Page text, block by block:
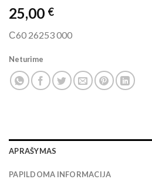
25,00 €
С60 26253 000
Neturime
APRAŠYMAS
PAPILDOMA INFORMACIJA